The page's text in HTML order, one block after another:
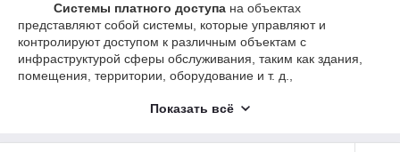
Системы платного доступа на объектах
представляют собой системы, которые управляют и
контролируют доступом к различным объектам с
инфраструктурой сферы обслуживания, таким как здания,
помещения, территории, оборудование и т. д.,
основе, при этом происходит автоматическое списание
отдельных услуг. Эти системы могут быть развернуты на
Показать всё